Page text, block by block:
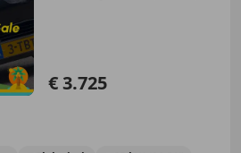
€ 3.725